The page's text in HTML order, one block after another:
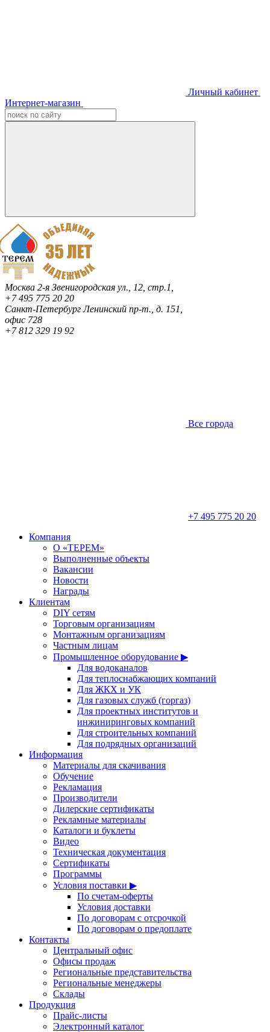
Личный кабинет
Интернет-магазин
Москва 2-я Звенигородская ул., 12, стр.1,
+7 495 775 20 20
Санкт-ПетербургЛенинский пр-т., д. 151,
офис 728
+7 812 329 19 92
Все города
+7 495 775 20 20
Компания
О «ТЕРЕМ»
Выполненные объекты
Вакансии
Новости
Награды
Клиентам
DIY сетям
Торговым организациям
Монтажным организациям
Частным лицам
Промышленное оборудование ▶
Для водоканалов
Для теплоснабжающих компаний
Для ЖКХ и УК
Для газовых служб (горгаз)
Для проектных институтов и
инжиниринговых компаний
Для строительных компаний
Для подрядных организаций
Информация
Материалы для скачивания
Обучение
Рекламация
Производители
Дилерские сертификаты
Рекламные материалы
Каталоги и буклеты
Видео
Техническая документация
Сертификаты
Программы
Условия поставки ▶
По счетам-оферты
Условия доставки
По договорам с отсрочкой
По договорам о предоплате
Контакты
Центральный офис
Офисы продаж
Региональные представительства
Региональные менеджеры
Склады
Продукция
Прайс-листы
Электронный каталог